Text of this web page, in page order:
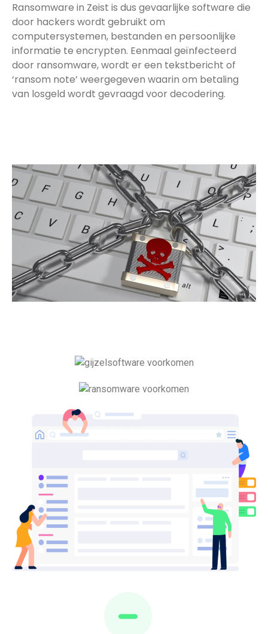
Ransomware in Zeist is dus gevaarlijke software die
door hackers wordt gebruikt om
computersystemen, bestanden en persoonlijke
informatie te encrypten. Eenmaal geïnfecteerd
door ransomware, wordt er een tekstbericht of
‘ransom note’ weergegeven waarin om betaling
van losgeld wordt gevraagd voor decodering.